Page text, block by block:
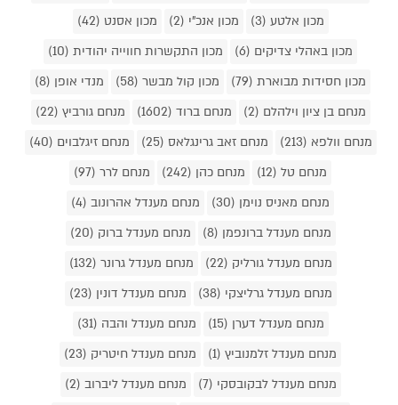
מכון אלטע (3)
מכון אנכ"י (2)
מכון אסנט (42)
מכון באהלי צדיקים (6)
מכון התקשרות חווייה יהודית (10)
מכון חסידות מבוארת (79)
מכון קול מבשר (58)
מנדי אופן (8)
מנחם בן ציון וילהלם (2)
מנחם ברוד (1602)
מנחם גורביץ (22)
מנחם וולפא (213)
מנחם זאב גרינגלאס (25)
מנחם זיגלבוים (40)
מנחם טל (12)
מנחם כהן (242)
מנחם לרר (97)
מנחם מאניס נוימן (30)
מנחם מענדל אהרונוב (4)
מנחם מענדל ברונפמן (8)
מנחם מענדל ברוק (20)
מנחם מענדל גורליק (22)
מנחם מענדל גרונר (132)
מנחם מענדל גרליצקי (38)
מנחם מענדל דונין (23)
מנחם מענדל דערן (15)
מנחם מענדל והבה (31)
מנחם מענדל זלמנוביץ (1)
מנחם מענדל חיטריק (23)
מנחם מענדל לבקובסקי (7)
מנחם מענדל ליברוב (2)